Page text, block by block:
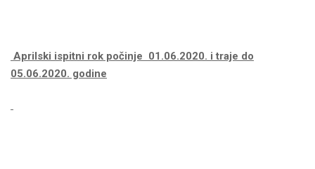
Aprilski ispitni rok počinje 01.06.2020. i traje do
05.06.2020. godine